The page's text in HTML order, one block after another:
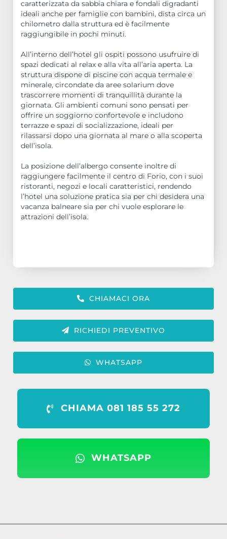
caratterizzata da sabbia chiara e fondali digradanti
ideali anche per famiglie con bambini, dista circa un
chilometro dalla struttura ed è facilmente
raggiungibile in pochi minuti.
All’interno dell’hotel gli ospiti possono usufruire di
spazi dedicati al relax e alla vita all’aria aperta. La
struttura dispone di piscine con acqua termale e
minerale, circondate da aree solarium dove
trascorrere momenti di tranquillità durante la
giornata. Gli ambienti comuni sono pensati per
offrire un soggiorno confortevole e includono
terrazze e spazi di socializzazione, ideali per
rilassarsi dopo una giornata al mare o alla scoperta
dell’isola.
La posizione dell’albergo consente inoltre di
raggiungere facilmente il centro di Forio, con i suoi
ristoranti, negozi e locali caratteristici, rendendo
l’hotel una soluzione pratica sia per chi desidera una
vacanza balneare sia per chi vuole esplorare le
attrazioni dell’isola.
CHIAMACI ORA
RICHIEDI PREVENTIVO
WHATSAPP
CHIAMA 081 185 55 272
WHATSAPP